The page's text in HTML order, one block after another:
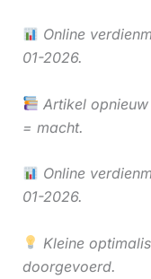
Online
01-2026.
Artikel
= macht.
Online
01-2026.
Kleine
doorgevoerd.